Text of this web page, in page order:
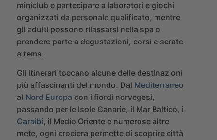
miniclub e partecipare a laboratori e giochi
organizzati da personale qualificato, mentre
gli adulti possono rilassarsi nella spa o
prendere parte a degustazioni, corsi e serate
a tema.
Gli itinerari toccano alcune delle destinazioni
più affascinanti del mondo. Dal Mediterraneo
al Nord Europa con i fiordi norvegesi,
passando per le Isole Canarie, il Mar Baltico, i
Caraibi, il Medio Oriente e numerose altre
mete, ogni crociera permette di scoprire città